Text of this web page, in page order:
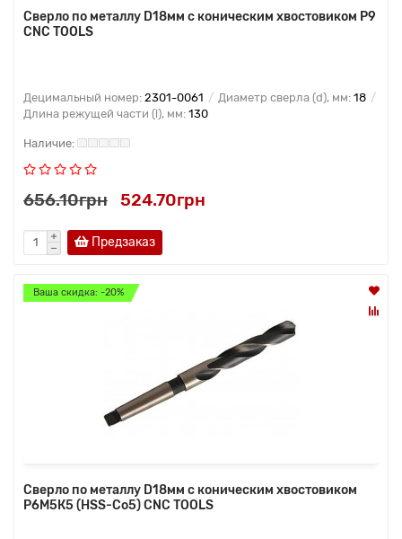
Сверло по металлу D18мм с коническим хвостовиком Р9
CNC TOOLS
Децимальный номер: 2301-0061 Диаметр сверла (d), мм: 18
Длина режущей части (l), мм: 130
656.10грн 524.70грн
Предзаказ
Ваша скидка: -20%
Сверло по металлу D18мм с коническим хвостовиком
Р6М5К5 (HSS-Co5) CNC TOOLS